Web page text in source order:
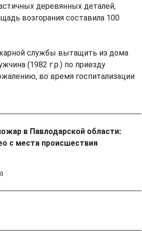
деревянных деталей,
возгорания составила 100
службы вытащить из дома
(1982 г.р.) по приезду
во время госпитализации
в Павлодарской области:
с места происшествия